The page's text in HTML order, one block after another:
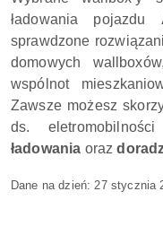
ładowania pojazdu
sprawdzone
domowych
wspólnot
Zawsze możesz
ds.
ładowania oraz
Dane na dzień: 27 stycznia